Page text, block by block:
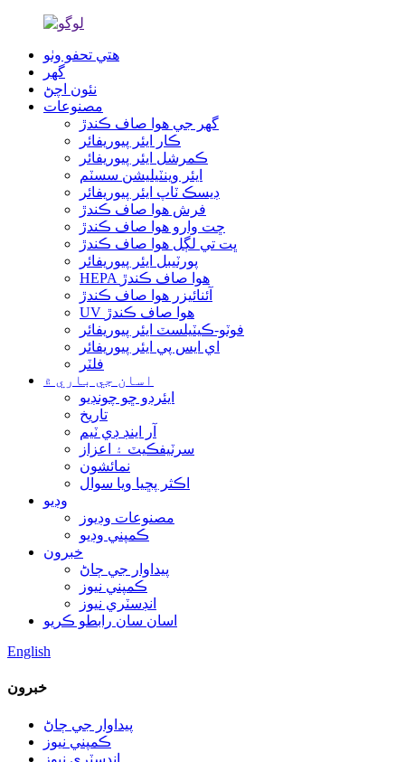
هتي تحفو وٺو
گھر
نئون اچڻ
مصنوعات
گھر جي هوا صاف ڪندڙ
ڪار ايئر پيوريفائر
ڪمرشل ايئر پيوريفائر
ايئر وينٽيليشن سسٽم
ڊيسڪ ٽاپ ايئر پيوريفائر
فرش هوا صاف ڪندڙ
ڇت وارو هوا صاف ڪندڙ
ڀت تي لڳل هوا صاف ڪندڙ
پورٽيبل ايئر پيوريفائر
HEPA هوا صاف ڪندڙ
آئنائيزر هوا صاف ڪندڙ
UV هوا صاف ڪندڙ
فوٽو-ڪيٽيلسٽ ايئر پيوريفائر
اي ايس پي ايئر پيوريفائر
فلٽر
اسان جي باري ۾
ايئرڊو ڇو چونڊيو
تاريخ
آر اينڊ ڊي ٽيم
سرٽيفڪيٽ ۽ اعزاز
نمائشون
اڪثر پڇيا ويا سوال
وڊيو
مصنوعات وڊيوز
ڪمپني وڊيو
خبرون
پيداوار جي ڄاڻ
ڪمپني نيوز
انڊسٽري نيوز
اسان سان رابطو ڪريو
English
خبرون
پيداوار جي ڄاڻ
ڪمپني نيوز
انڊسٽري نيوز